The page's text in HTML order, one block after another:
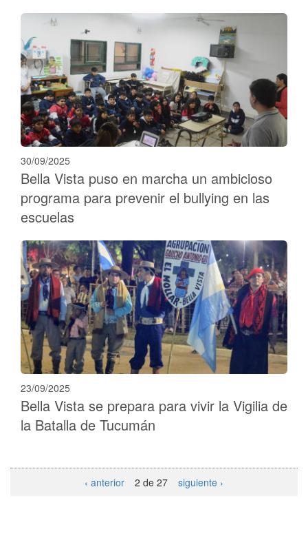
30/09/2025
Bella Vista puso en marcha un ambicioso
programa para prevenir el bullying en las
escuelas
23/09/2025
Bella Vista se prepara para vivir la Vigilia de
la Batalla de Tucumán
‹ anterior 2 de 27 siguiente ›